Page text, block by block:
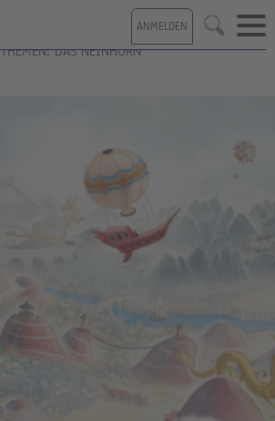
ANMELDEN Suche
THEMEN: DAS NEINHORN